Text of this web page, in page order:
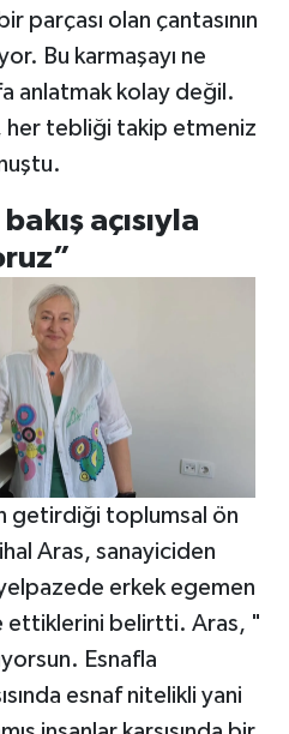
parçası olan çantasının
Bu karmaşayı ne
anlatmak kolay değil.
her tebliği takip etmeniz
açısıyla
getirdiği toplumsal ön
Aras, sanayiciden
erkek egemen
ettiklerini belirtti. Aras, "
Esnafla
esnaf nitelikli yani